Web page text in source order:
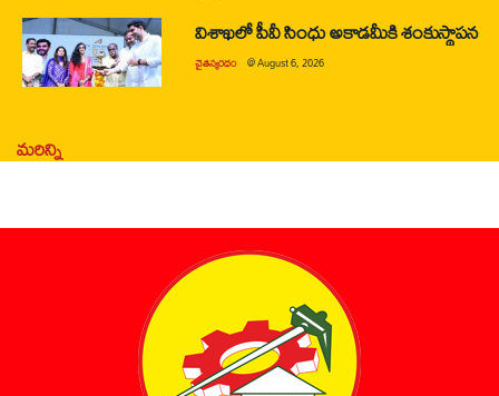
విశాఖలో పీవీ సింధు అకాడమీకి శంకుస్థాపన
చైతన్యరధం @August 6, 2026
మరిన్ని